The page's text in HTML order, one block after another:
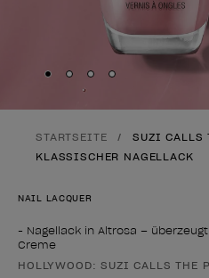
Skip to slide
Skip to slide
Skip to slide
Skip to slide
STARTSEITE
SUZI CALLS
KLASSISCHER NAGELLACK
NAIL LACQUER
- Nagellack in Altrosa –
Creme
Form des Produkts
HOLLYWOOD: SUZI CALLS THE